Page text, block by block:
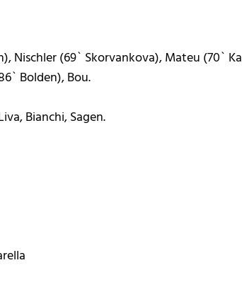
Nischler (69` Skorvankova), Mateu (70`
Bolden), Bou.
Bianchi, Sagen.